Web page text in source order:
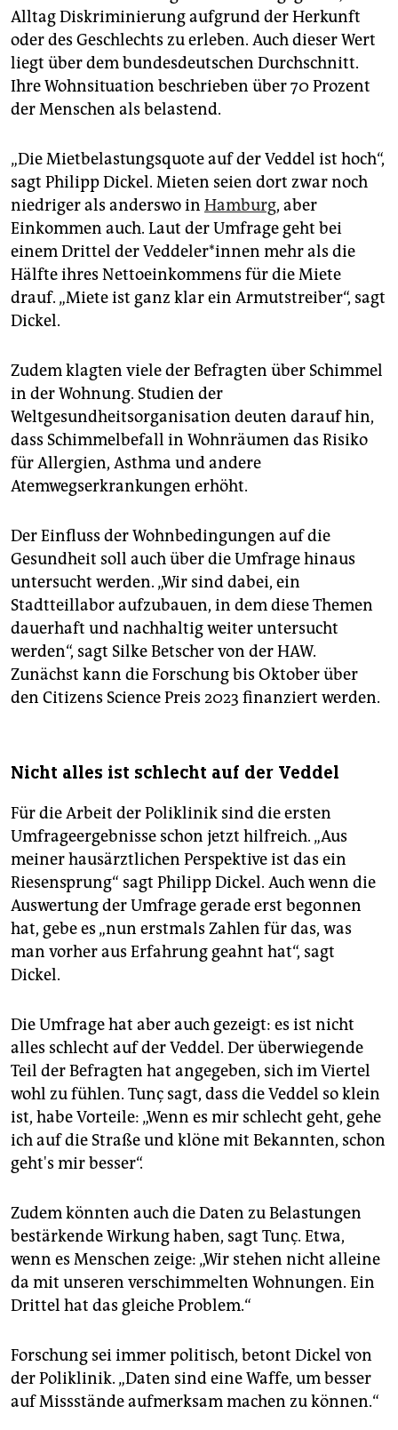
Alltag Diskriminierung aufgrund der Herkunft
oder des Geschlechts zu erleben. Auch dieser Wert
liegt über dem bundesdeutschen Durchschnitt.
Ihre Wohnsituation beschrieben über 70 Prozent
der Menschen als belastend.
„Die Mietbelastungsquote auf der Veddel ist hoch“,
sagt Philipp Dickel. Mieten seien dort zwar noch
niedriger als anderswo in Hamburg, aber
Einkommen auch. Laut der Umfrage geht bei
einem Drittel der Ved­de­le­r*in­nen mehr als die
Hälfte ihres Nettoeinkommens für die Miete
drauf. „Miete ist ganz klar ein Armutstreiber“, sagt
Dickel.
Zudem klagten viele der Befragten über Schimmel
in der Wohnung. Studien der
Weltgesundheitsorganisation deuten darauf hin,
dass Schimmelbefall in Wohnräumen das Risiko
für Allergien, Asthma und andere
Atemwegserkrankungen erhöht.
Der Einfluss der Wohnbedingungen auf die
Gesundheit soll auch über die Umfrage hinaus
untersucht werden. „Wir sind dabei, ein
Stadtteillabor aufzubauen, in dem diese Themen
dauerhaft und nachhaltig weiter untersucht
werden“, sagt Silke Betscher von der HAW.
Zunächst kann die Forschung bis Oktober über
den Citizens Science Preis 2023 finanziert werden.
Nicht alles ist schlecht auf der Veddel
Für die Arbeit der Poliklinik sind die ersten
Umfrageergebnisse schon jetzt hilfreich. „Aus
meiner hausärztlichen Perspektive ist das ein
Riesensprung“ sagt Philipp Dickel. Auch wenn die
Auswertung der Umfrage gerade erst begonnen
hat, gebe es „nun erstmals Zahlen für das, was
man vorher aus Erfahrung geahnt hat“, sagt
Dickel.
Die Umfrage hat aber auch gezeigt: es ist nicht
alles schlecht auf der Veddel. Der überwiegende
Teil der Befragten hat angegeben, sich im Viertel
wohl zu fühlen. Tunç sagt, dass die Veddel so klein
ist, habe Vorteile: „Wenn es mir schlecht geht, gehe
ich auf die Straße und klöne mit Bekannten, schon
geht's mir besser“.
Zudem könnten auch die Daten zu Belastungen
bestärkende Wirkung haben, sagt Tunç. Etwa,
wenn es Menschen zeige: „Wir stehen nicht alleine
da mit unseren verschimmelten Wohnungen. Ein
Drittel hat das gleiche Problem.“
Forschung sei immer politisch, betont Dickel von
der Poliklinik. „Daten sind eine Waffe, um besser
auf Missstände aufmerksam machen zu können.“